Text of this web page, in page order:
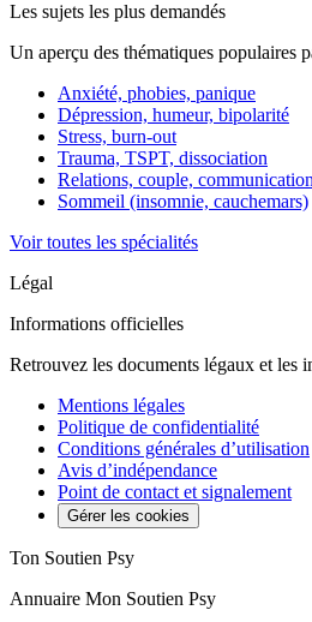
Les sujets les plus demandés
Un aperçu des thématiques populaires
Anxiété, phobies, panique
Dépression, humeur, bipolarité
Stress, burn-out
Trauma, TSPT, dissociation
Relations, couple, communication
Sommeil (insomnie, cauchemars)
Voir toutes les spécialités
Légal
Informations officielles
Retrouvez les documents légaux et les
Mentions légales
Politique de confidentialité
Conditions générales d’utilisation
Avis d’indépendance
Point de contact et signalement
Gérer les cookies
Ton Soutien Psy
Annuaire Mon Soutien Psy